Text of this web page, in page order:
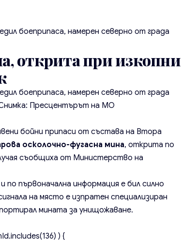
боеприпаса, намерен северно от града
открита при изкопни
боеприпаса, намерен северно от града
Пресцентърът на МО
бойни припаси от състава на Втора
осколочно-фугасна мина, открита по
съобщиха от Министерство на
по първоначална информация е бил силно
на място е изпратен специализиран
мината за унищожаване.
) {